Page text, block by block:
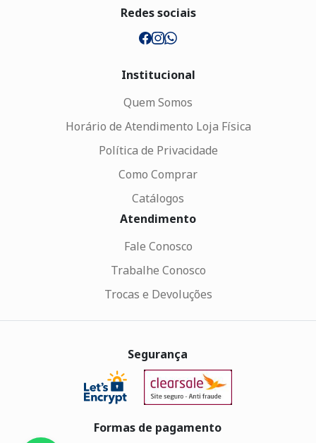
Redes sociais
Institucional
Quem Somos
Horário de Atendimento Loja Física
Política de Privacidade
Como Comprar
Catálogos
Atendimento
Fale Conosco
Trabalhe Conosco
Trocas e Devoluções
Segurança
Formas de pagamento